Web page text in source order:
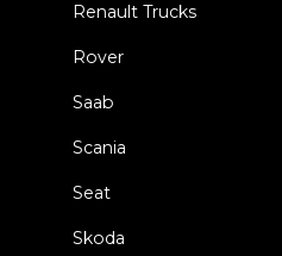
Renault Trucks
Rover
Saab
Scania
Seat
Skoda